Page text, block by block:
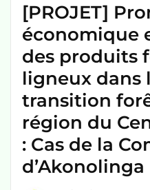
[PROJET]
économique
des produits
ligneux dans
transition
région du
: Cas de la
d’Akonolinga